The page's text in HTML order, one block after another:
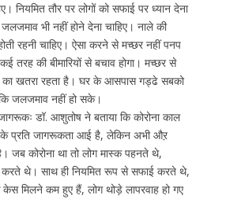
नियमित तौर पर लोगों को सफाई पर ध्यान देना
भी नहीं होने देना चाहिए। नाले की
रहनी चाहिए। ऐसा करने से मच्छर नहीं पनप
तरह की बीमारियों से बचाव होगा। मच्छर से
का खतरा रहता है। घर के आसपास गड्ढे सबको
जलजमाव नहीं हो सके।
डॉ. आशुतोष ने बताया कि कोरोना काल
के प्रति जागरूकता आई है, लेकिन अभी औऱ
कोरोना था तो लोग मास्क पहनते थे,
करते थे। साथ ही नियमित रूप से सफाई करते थे,
मिलने कम हुए हैं, लोग थोड़े लापरवाह हो गए